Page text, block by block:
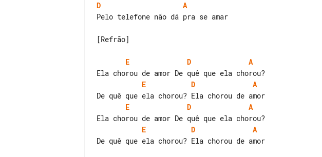
D
A
Pelo telefone não dá pra se amar
[Refrão]
E D
A
E
D
A
E
D
A
E
D
A
De quê que ela chorou? Ela chorou de amor